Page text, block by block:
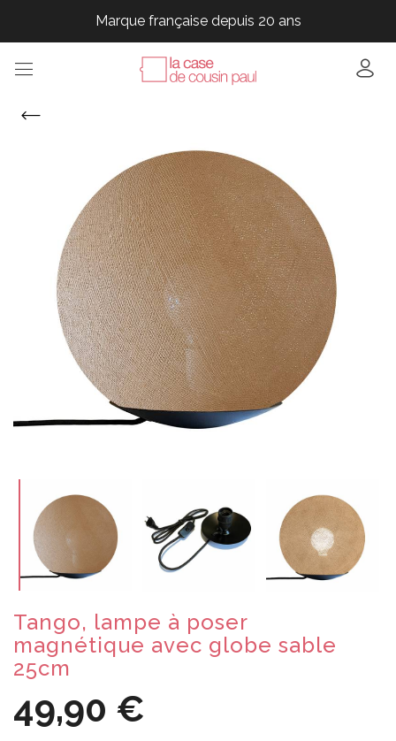
Marque française depuis 20 ans
Marque française depuis 20 ans
Marque française depuis 20 ans
Tango, lampe à poser
magnétique avec globe sable
25cm
49,90 €